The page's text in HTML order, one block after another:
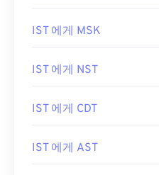
IST 에게 MSK
IST 에게 NST
IST 에게 CDT
IST 에게 AST